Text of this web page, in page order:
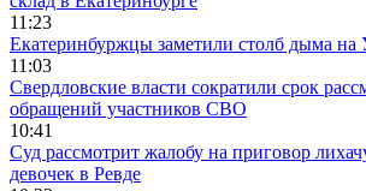
11:23
Екатеринбуржцы заметили столб дыма на
11:03
Свердловские власти сократили срок
обращений участников СВО
10:41
Суд рассмотрит жалобу на приговор
девочек в Ревде